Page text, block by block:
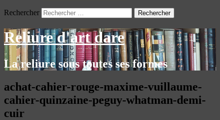
Rechercher
Reliure d'art dare
La reliure sous toutes ses formes
achat-cahier-rouge-maxime-vuillaume-
cahier-quinzaine-peguy-whatman-demi-
cuir